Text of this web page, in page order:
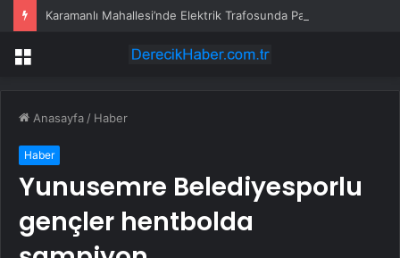
Menü
Anasayfa / Haber
Haber
Yunusemre Belediyesporlu
gençler hentbolda